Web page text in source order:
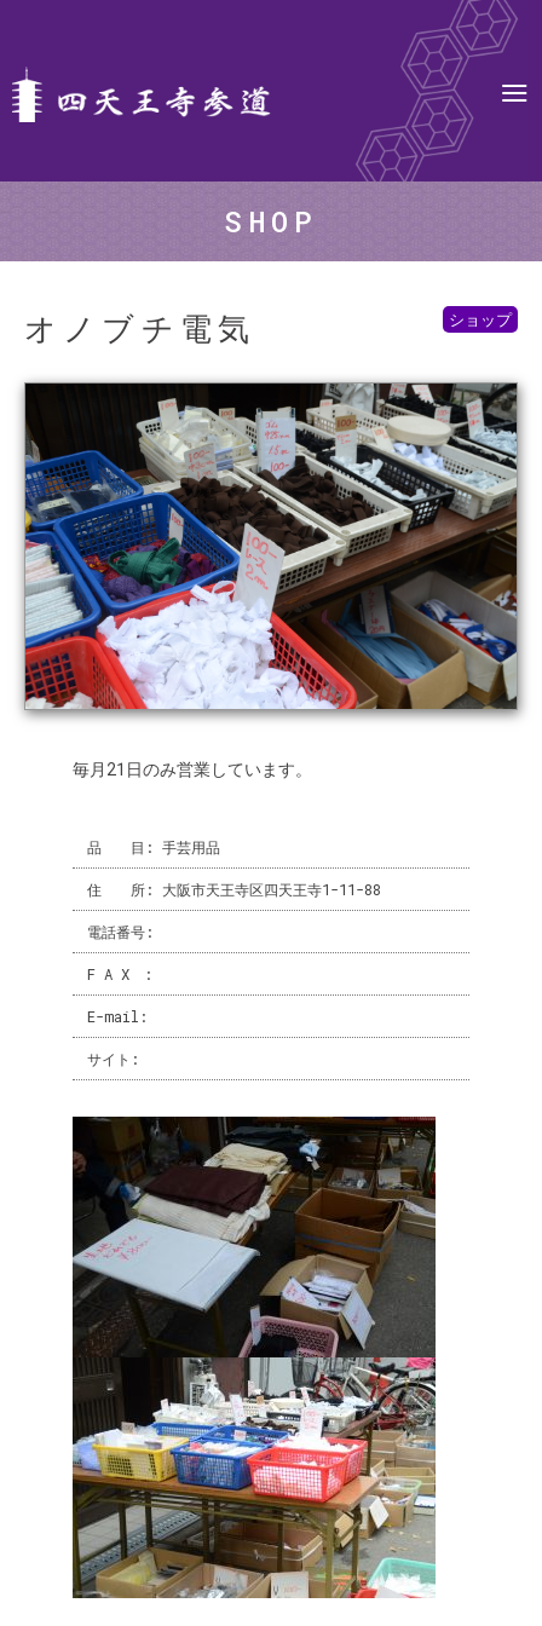
SHOP
オノブチ電気 ショップ
毎月21日のみ営業しています。
品 目: 手芸用品
住 所: 大阪市天王寺区四天王寺1-11-88
電話番号:
F A X :
E-mail:
サイト: